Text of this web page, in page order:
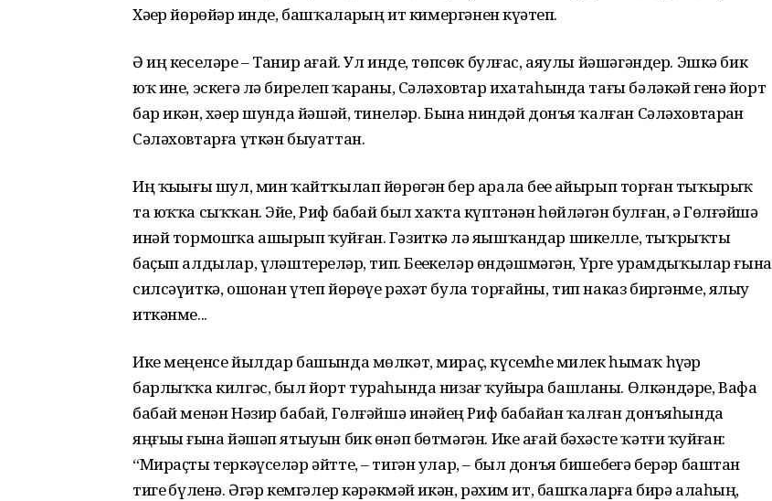
Хәҙер йөрөйҙәр инде, башҡаларҙың ит кимергәнен күҙәтеп.
Ә иң кеселәре – Танир ағай. Ул инде, төпсөк булғас, аяулы йәшәгәндер. Эшкә бик
юҡ ине, эскегә лә бирелеп ҡараны, Сәләховтар ихатаһында тағы бәләкәй генә йорт
бар икән, хәҙер шунда йәшәй, тинеләр. Бына ниндәй донъя ҡалған Сәләховтарҙан
Сәләховтарға үткән быуаттан.
Иң ҡыҙығы шул, мин ҡайтҡылап йөрөгән бер арала беҙҙе айырып торған тыҡырыҡ
та юҡҡа сыҡҡан. Эйе, Риф бабай был хаҡта күптәнән һөйләгән булған, ә Гөлғәйшә
инәй тормошҡа ашырып ҡуйған. Гәзиткә лә яҙышҡандар шикелле, тыҡрыҡты
баҫып алдылар, үҙләштерҙеләр, тип. Беҙҙекеләр өндәшмәгән, Үрге урамдыҡылар ғына
силсәүиткә, ошонан үтеп йөрөүе рәхәт була торғайны, тип наказ биргәнме, ялыу
иткәнме...
Ике меңенсе йылдар башында мөлкәт, мираҫ, күсемһеҙ милек һымаҡ һүҙҙәр
барлыҡҡа килгәс, был йорт тураһында низағ ҡуйыра башланы. Өлкәндәре, Вафа
бабай менән Нәзир бабай, Гөлғәйшә инәйҙең Риф бабайҙан ҡалған донъяһында
яңғыҙы ғына йәшәп ятыуын бик өнәп бөтмәгән. Ике ағай бәхәсте ҡәтғи ҡуйған:
“Мираҫты теркәүселәр әйтте, – тигән улар, – был донъя бишебеҙгә берәр баштан
тигеҙ бүленә. Әгәр кемгәлер кәрәкмәй икән, рәхим ит, башҡаларға бирә алаһың,